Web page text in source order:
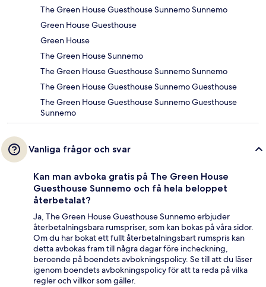
The Green House Guesthouse Sunnemo Sunnemo
Green House Guesthouse
Green House
The Green House Sunnemo
The Green House Guesthouse Sunnemo Sunnemo
The Green House Guesthouse Sunnemo Guesthouse
The Green House Guesthouse Sunnemo Guesthouse
Sunnemo
Vanliga frågor och svar
Kan man avboka gratis på The Green House
Guesthouse Sunnemo och få hela beloppet
återbetalat?
Ja, The Green House Guesthouse Sunnemo erbjuder
återbetalningsbara rumspriser, som kan bokas på våra sidor.
Om du har bokat ett fullt återbetalningsbart rumspris kan
detta avbokas fram till några dagar före incheckning,
beroende på boendets avbokningspolicy. Se till att du läser
igenom boendets avbokningspolicy för att ta reda på vilka
regler och villkor som gäller.